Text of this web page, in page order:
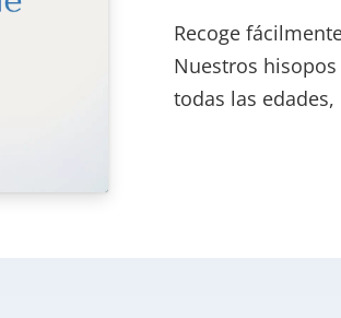
Recoge
Nuestros
todas las